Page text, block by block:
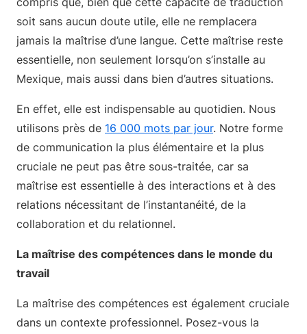
soit sans aucun doute utile, elle ne remplacera
jamais la maîtrise d’une langue. Cette maîtrise reste
essentielle, non seulement lorsqu’on s’installe au
Mexique, mais aussi dans bien d’autres situations.
En effet, elle est indispensable au quotidien. Nous
utilisons près de 16 000 mots par jour. Notre forme
de communication la plus élémentaire et la plus
cruciale ne peut pas être sous-traitée, car sa
maîtrise est essentielle à des interactions et à des
relations nécessitant de l’instantanéité, de la
collaboration et du relationnel.
La maîtrise des compétences dans le monde du
travail
La maîtrise des compétences est également cruciale
dans un contexte professionnel. Posez-vous la